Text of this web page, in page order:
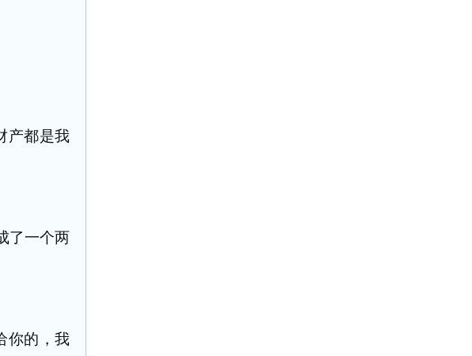
产都是我
了一个两
你的，我